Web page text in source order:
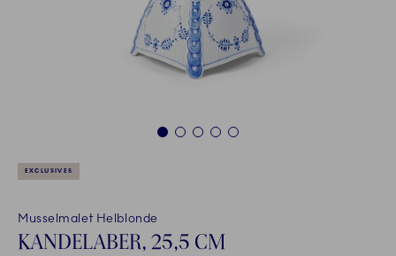
1 2 3 4 5
EXCLUSIVES
Musselmalet Helblonde
KANDELABER, 25,5 CM